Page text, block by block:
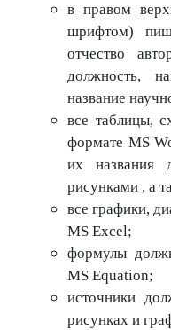
в правом
шрифтом)
отчество
должность,
название
все таблицы,
формате MS
их названия
рисунками , а
все графики,
MS Excel;
формулы
MS Equation;
источники
рисунках и